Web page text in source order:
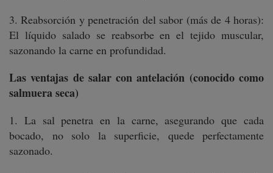
3. Reabsorción y penetración del sabor (más de 4 horas):
El líquido salado se reabsorbe en el tejido muscular,
sazonando la carne en profundidad.
Las ventajas de salar con antelación (conocido como
salmuera seca)
1. La sal penetra en la carne, asegurando que cada
bocado, no solo la superficie, quede perfectamente
sazonado.